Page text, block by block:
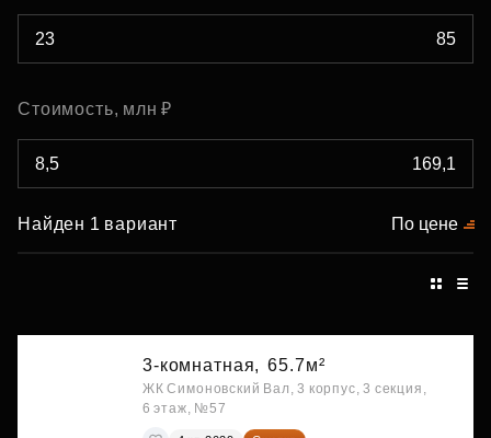
Стоимость, млн ₽
Найден 1 вариант По цене
3-комнатная, 65.7м²
ЖК Симоновский Вал, 3 корпус, 3 секция,
6 этаж, №57